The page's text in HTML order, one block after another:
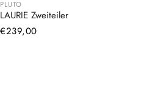
PLUTO
LAURIE Zweiteiler
Normaler
€239,00